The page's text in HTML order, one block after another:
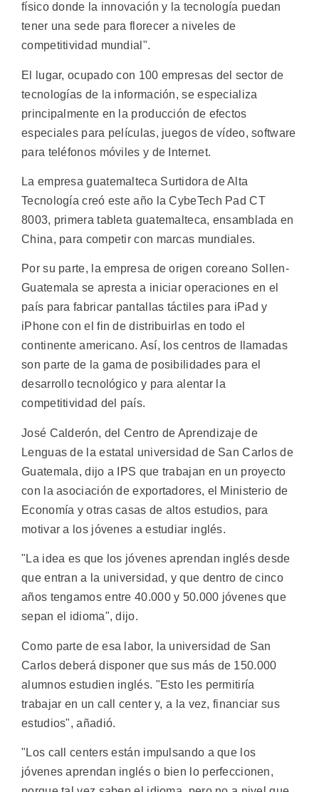
físico donde la innovación y la tecnología puedan
tener una sede para florecer a niveles de
competitividad mundial".
El lugar, ocupado con 100 empresas del sector de
tecnologías de la información, se especializa
principalmente en la producción de efectos
especiales para películas, juegos de vídeo, software
para teléfonos móviles y de Internet.
La empresa guatemalteca Surtidora de Alta
Tecnología creó este año la CybeTech Pad CT
8003, primera tableta guatemalteca, ensamblada en
China, para competir con marcas mundiales.
Por su parte, la empresa de origen coreano Sollen-
Guatemala se apresta a iniciar operaciones en el
país para fabricar pantallas táctiles para iPad y
iPhone con el fin de distribuirlas en todo el
continente americano. Así, los centros de llamadas
son parte de la gama de posibilidades para el
desarrollo tecnológico y para alentar la
competitividad del país.
José Calderón, del Centro de Aprendizaje de
Lenguas de la estatal universidad de San Carlos de
Guatemala, dijo a IPS que trabajan en un proyecto
con la asociación de exportadores, el Ministerio de
Economía y otras casas de altos estudios, para
motivar a los jóvenes a estudiar inglés.
"La idea es que los jóvenes aprendan inglés desde
que entran a la universidad, y que dentro de cinco
años tengamos entre 40.000 y 50.000 jóvenes que
sepan el idioma", dijo.
Como parte de esa labor, la universidad de San
Carlos deberá disponer que sus más de 150.000
alumnos estudien inglés. "Esto les permitiría
trabajar en un call center y, a la vez, financiar sus
estudios", añadió.
"Los call centers están impulsando a que los
jóvenes aprendan inglés o bien lo perfeccionen,